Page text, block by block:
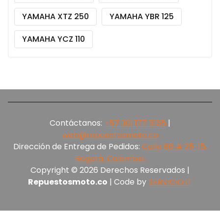
YAMAHA XTZ 250
YAMAHA YBR 125
YAMAHA YCZ 110
Contáctanos: +57 301 177 5165‬ |
web@repuestosmoto.co
Dirección de Entrega de Pedidos: Calle 66 # 25-15,
Bogotá, Colombia.
Copyright © 2026 Derechos Reservados |
Repuestosmoto.co | Code bySERVICIO.IT